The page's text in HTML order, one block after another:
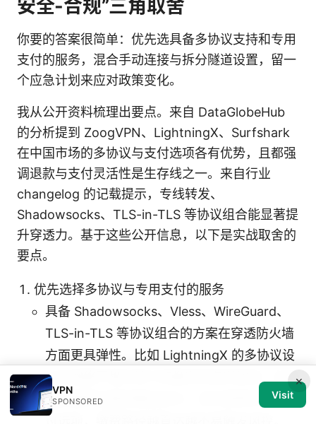
安全-合规”三角取舍
你要的答案很简单：优先选具备多协议支持和专用
支付的服务，混合手动连接与拆分隧道设置，留一
个应急计划来应对政策变化。
我从公开资料梳理出要点。来自 DataGlobeHub
的分析提到 ZoogVPN、LightningX、Surfshark
在中国市场的多协议与支付选项各有优势，且都强
调退款与支付灵活性是生存线之一。来自行业
changelog 的记载提示，专线转发、
Shadowsocks、TLS-in-TLS 等协议组合能显著提
升穿透力。基于这些公开信息，以下是实战取舍的
要点。
优先选择多协议与专用支付的服务
具备 Shadowsocks、Vless、WireGuard、
TLS-in-TLS 等协议组合的方案在穿透防火墙
方面更具弹性。比如 LightningX 的多协议设
计在网络严格环境下的稳定性有所体现。此类
服务通常还提供微信支付、支付宝等本地化支
×
VPN
SPONSORED
Visit